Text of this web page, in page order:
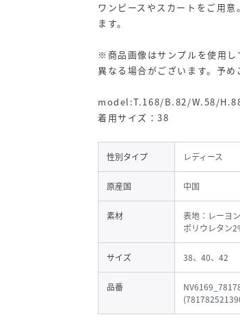
ワンピースやスカートをご用
ます。
※商品画像はサンプルを使用
異なる場合がございます。予め
model:T.168/B.82/W.58/
着用サイズ：38
性別タイプ レディース
原産国 中国
素材
表地：レーヨ
ポリウレタン
サイズ 38、40、42
品番
(